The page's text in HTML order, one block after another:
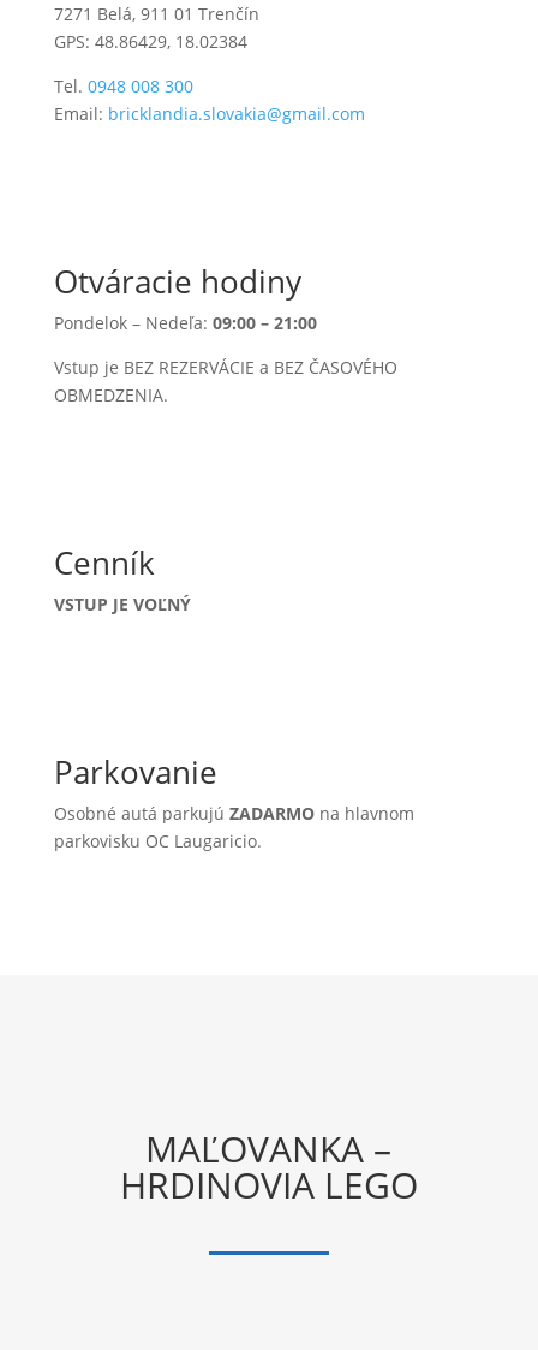
7271 Belá, 911 01 Trenčín
GPS: 48.86429, 18.02384
Tel. 0948 008 300
Email: bricklandia.slovakia@gmail.com
Otváracie hodiny
Pondelok – Nedeľa: 09:00 – 21:00
Vstup je BEZ REZERVÁCIE a BEZ ČASOVÉHO
OBMEDZENIA.
Cenník
VSTUP JE VOĽNÝ
Parkovanie
Osobné autá parkujú ZADARMOna hlavnom
parkovisku OC Laugaricio.
MAĽOVANKA –
HRDINOVIA LEGO